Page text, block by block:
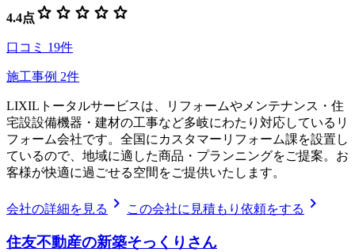
4.4点 star star star star star
口コミ 19件
施工事例 2件
LIXILトータルサービスは、リフォームやメンテナンス・住
宅設設備機器・建材の工事など多岐にわたり対応しているリ
フォーム会社です。全国にカスタマーリフォーム課を設置し
ているので、地域に適した商品・プランニングをご提案。お
客様が快適に過ごせる空間をご提供いたします。
会社の詳細を見る chevron_right この会社に見積もり依頼をする chevron_right
住友不動産の新築そっくりさん